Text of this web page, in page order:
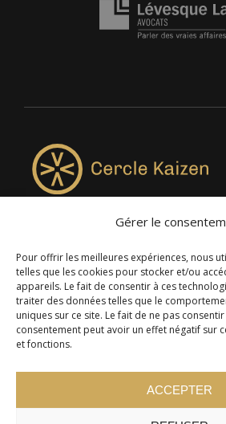
Gérer le
Pour offrir les meilleures expériences, nous
telles que les cookies pour stocker et/ou
appareils. Le fait de consentir à ces
traiter des données telles que le
uniques sur ce site. Le fait de ne pas
consentement peut avoir un effet négatif sur
et fonctions.
ACCEPTER
4957, rue Lionel-Groulx, bureau 819,
Desmaures QC G3A 0M7